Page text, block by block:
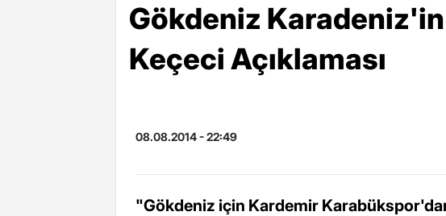
Gökdeniz
Keçeci Açıklaması
08.08.2014 - 22:49
"Gökdeniz için Kardemir